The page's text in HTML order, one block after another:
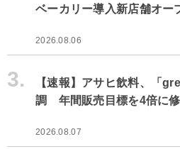
ベーカリー導入新店舗オー
2026.08.06
3.
【速報】アサヒ飲料、「
調 年間販売目標を4倍に
2026.08.07